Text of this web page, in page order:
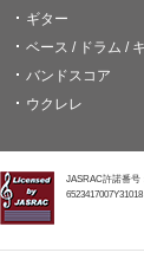
ギター
ベース / ドラム /
バンドスコア
ウクレレ
JASRAC許諾番号
6523417007Y31018